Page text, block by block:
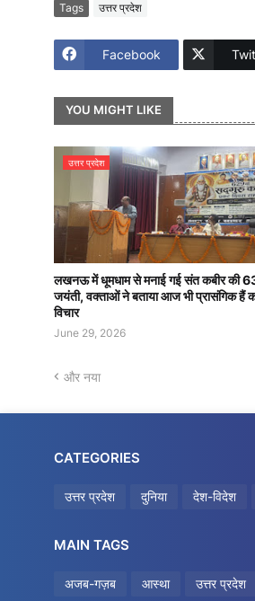
Tags उत्तर प्रदेश
Facebook
YOU MIGHT LIKE
उत्तर प्रदेश
लखनऊ में धूमधाम से मनाई गई संत कबीर की
जयंती, वक्ताओं ने बताया आज भी प्रासंगिक हैं
विचार
June 29, 2026
और नया
CATEGORIES
उत्तर प्रदेश दुनिया देश-विदेश
MAIN TAGS
अजब-गज़ब आस्था उत्तर प्रदेश